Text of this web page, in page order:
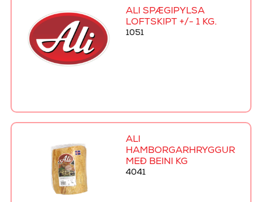
ALI SPÆGIPYLSA
LOFTSKIPT +/- 1 KG.
1051
ALI
HAMBORGARHRYGGUR
MEÐ BEINI KG
4041